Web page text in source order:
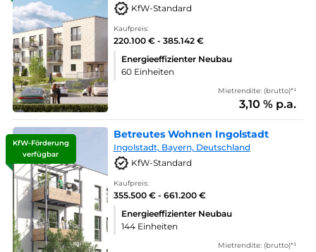
KfW-Standard
Kaufpreis:
220.100 € - 385.142 €
Energieeffizienter Neubau
60 Einheiten
Mietrendite: (brutto)*¹
3,10 % p.a.
KfW-Förderung
verfügbar
Betreutes Wohnen Ingolstadt
Ingolstadt, Bayern, Deutschland
KfW-Standard
Kaufpreis:
355.500 € - 661.200 €
Energieeffizienter Neubau
144 Einheiten
Mietrendite: (brutto)*¹